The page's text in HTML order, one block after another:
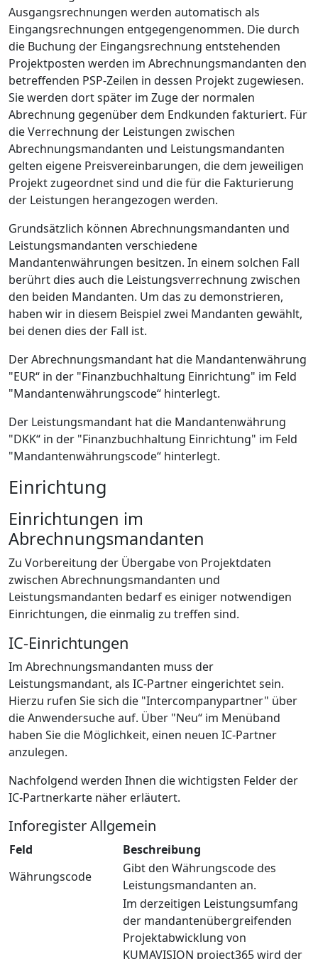
Ausgangsrechnungen werden automatisch als
Eingangsrechnungen entgegengenommen. Die durch
die Buchung der Eingangsrechnung entstehenden
Projektposten werden im Abrechnungsmandanten den
betreffenden PSP-Zeilen in dessen Projekt zugewiesen.
Sie werden dort später im Zuge der normalen
Abrechnung gegenüber dem Endkunden fakturiert. Für
die Verrechnung der Leistungen zwischen
Abrechnungsmandanten und Leistungsmandanten
gelten eigene Preisvereinbarungen, die dem jeweiligen
Projekt zugeordnet sind und die für die Fakturierung
der Leistungen herangezogen werden.
Grundsätzlich können Abrechnungsmandanten und
Leistungsmandanten verschiedene
Mandantenwährungen besitzen. In einem solchen Fall
berührt dies auch die Leistungsverrechnung zwischen
den beiden Mandanten. Um das zu demonstrieren,
haben wir in diesem Beispiel zwei Mandanten gewählt,
bei denen dies der Fall ist.
Der Abrechnungsmandant hat die Mandantenwährung
"EUR“ in der "Finanzbuchhaltung Einrichtung" im Feld
"Mandantenwährungscode“ hinterlegt.
Der Leistungsmandant hat die Mandantenwährung
"DKK“ in der "Finanzbuchhaltung Einrichtung" im Feld
"Mandantenwährungscode“ hinterlegt.
Einrichtung
Einrichtungen im
Abrechnungsmandanten
Zu Vorbereitung der Übergabe von Projektdaten
zwischen Abrechnungsmandanten und
Leistungsmandanten bedarf es einiger notwendigen
Einrichtungen, die einmalig zu treffen sind.
IC-Einrichtungen
Im Abrechnungsmandanten muss der
Leistungsmandant, als IC-Partner eingerichtet sein.
Hierzu rufen Sie sich die "Intercompanypartner" über
die Anwendersuche auf. Über "Neu“ im Menüband
haben Sie die Möglichkeit, einen neuen IC-Partner
anzulegen.
Nachfolgend werden Ihnen die wichtigsten Felder der
IC-Partnerkarte näher erläutert.
Inforegister Allgemein
Feld
Beschreibung
Währungscode
Gibt den Währungscode des
Leistungsmandanten an.
Im derzeitigen Leistungsumfang
der mandantenübergreifenden
Projektabwicklung von
KUMAVISION project365 wird der